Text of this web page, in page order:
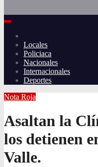
Locales
Policiaca
Nacionales
Internacionales
Deportes
Nota Roja
Asaltan la
los detienen
Valle.